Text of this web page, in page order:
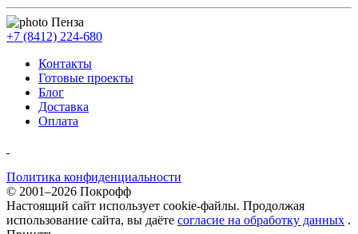
Пенза
+7 (8412) 224-680
Контакты
Готовые проекты
Блог
Доставка
Оплата
Политика конфиденциальности
© 2001–2026 Покрофф
Настоящий сайт использует cookie-файлы. Продолжая
использование сайта, вы даёте согласие на обработку данных .